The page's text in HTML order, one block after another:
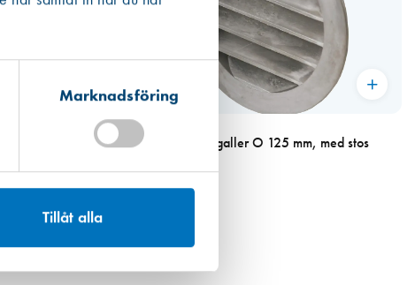
Marknadsföring
Tillåt alla
med stos
Art. nr 1826
Gjutet aluminiumgaller O 125 mm, med stos